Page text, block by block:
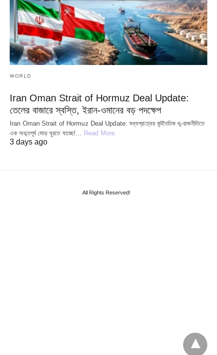
WORLD
Iran Oman Strait of Hormuz Deal Update:
তেলের বাজারে স্বস্তি, ইরান-ওমানের বড় পদক্ষেপ
Iran Oman Strait of Hormuz Deal Update: মধ্যপ্রাচ্যের কূটনৈতিক ভূ-রাজনীতিতে
এক অভূতপূর্ব মোড় ঘুরতে যাচ্ছে!…
Read More
3 days ago
All Rights Reserved!